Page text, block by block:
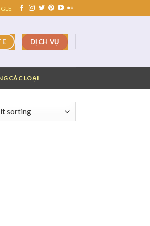
DỊCH VỤ
CÁC LOẠI